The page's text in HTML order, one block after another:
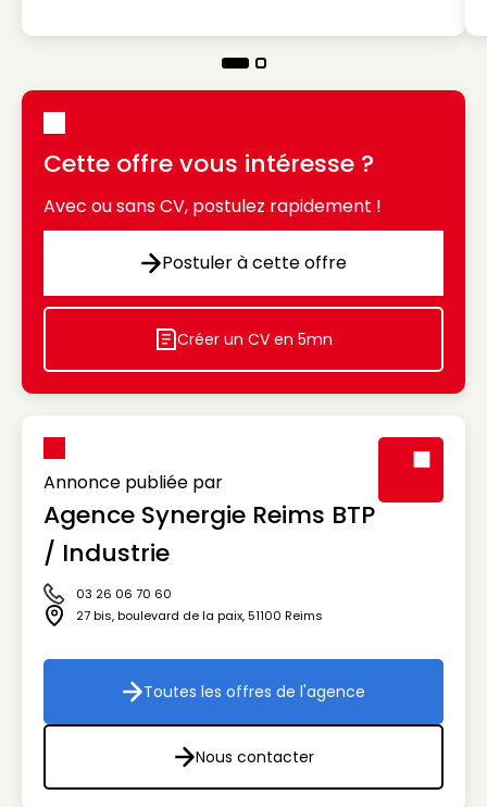
Cette offre vous intéresse ?
Avec ou sans CV, postulez rapidement !
Postuler à cette offre
Postuler à cette offre
Icon decorative
Créer un CV en 5mn
Annonce publiée par
Agence Synergie Reims BTP
/ Industrie
Icône téléphone
03 26 06 70 60
Icône adresse
27 bis, boulevard de la paix,51100 Reims
Toutes les offres de l'agence
Toutes les offres de l'agence
Nous contacter
Nous contacter